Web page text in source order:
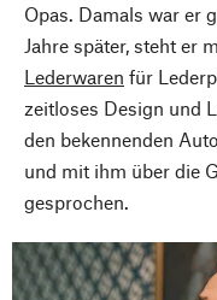
Opas. Damals war er
Jahre später, steht er
Lederwaren für
zeitloses Design und
den bekennenden
und mit ihm über die
gesprochen.